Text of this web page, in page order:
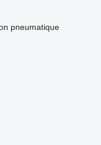
pneumatique